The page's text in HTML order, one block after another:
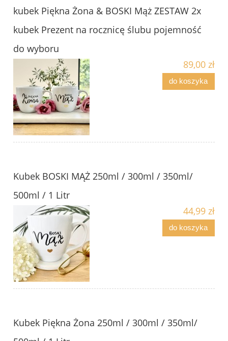
kubek Piękna Żona & BOSKI Mąż ZESTAW 2x
kubek Prezent na rocznicę ślubu pojemność
do wyboru
89,00 zł
do koszyka
Kubek BOSKI MĄŻ 250ml / 300ml / 350ml/
500ml / 1 Litr
44,99 zł
do koszyka
Kubek Piękna Żona 250ml / 300ml / 350ml/